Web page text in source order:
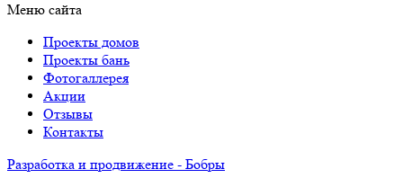
Меню сайта
Проекты домов
Проекты бань
Фотогаллерея
Акции
Отзывы
Контакты
Разработка и продвижение - Бобры